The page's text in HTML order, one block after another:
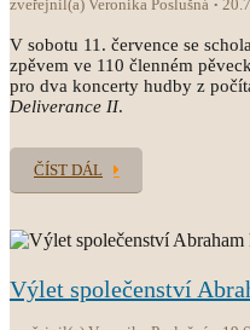
zveřejnil(a) Veronika Poslušná
V sobotu 11. července se
zpěvem ve 110 členném
pro dva koncerty hudby z
Deliverance II.
ČÍST DÁL
Výlet společenství